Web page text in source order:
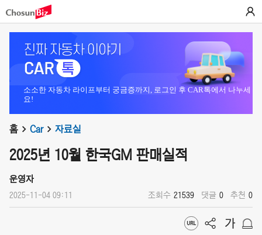
소소한 자동차 라이프부터 궁금증까지, 로그인 후 CAR톡에서 나누세
요!
홈 Car 자료실
2025년 10월 한국GM 판매실적
운영자
2025-11-04 09:11 조회수 21539 댓글 0 추천 0